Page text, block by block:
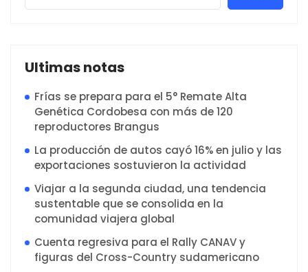
Ultimas notas
Frías se prepara para el 5° Remate Alta
Genética Cordobesa con más de 120
reproductores Brangus
La producción de autos cayó 16% en julio y las
exportaciones sostuvieron la actividad
Viajar a la segunda ciudad, una tendencia
sustentable que se consolida en la
comunidad viajera global
Cuenta regresiva para el Rally CANAV y
figuras del Cross-Country sudamericano